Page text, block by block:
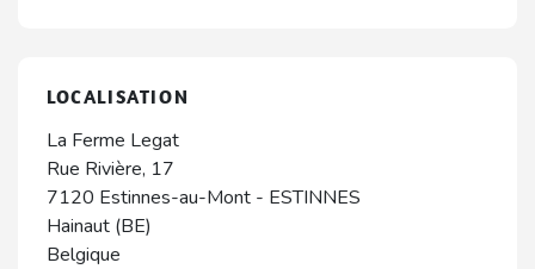
LOCALISATION
La Ferme Legat
Rue Rivière, 17
7120 Estinnes-au-Mont - ESTINNES
Hainaut (BE)
Belgique